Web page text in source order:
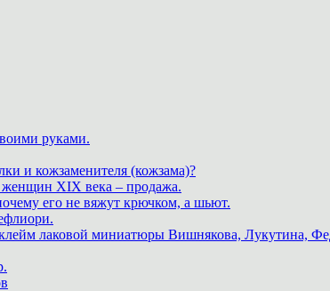
руками.
и кожзаменителя (кожзама)?
женщин XIX века – продажа.
его не вяжут крючком, а шьют.
лаковой миниатюры Вишнякова, Лукутина,